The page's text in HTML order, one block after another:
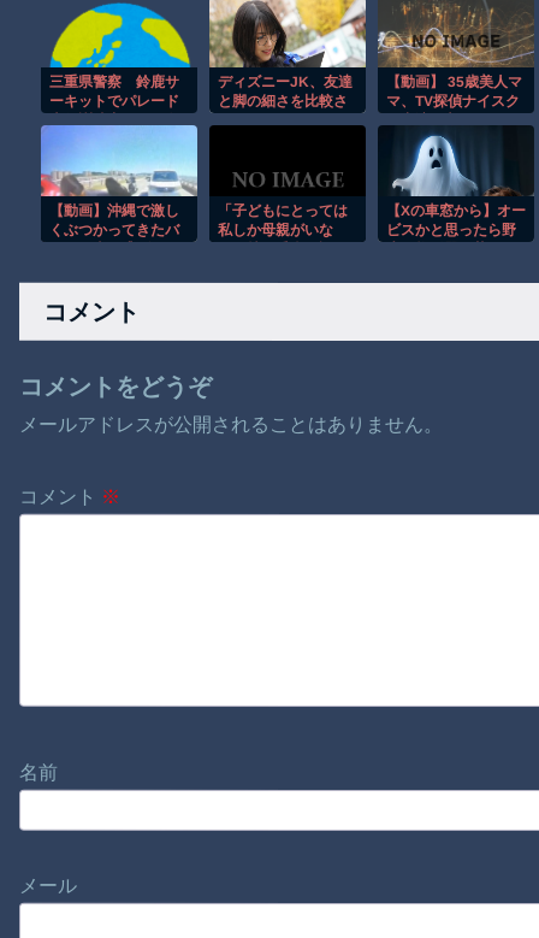
三重県警察 鈴鹿サ
ーキットでパレード
代の女性隊員が重
傷 白バイ乗車歴4カ
月 [8/6]
ディズニーJK、友達
と脚の細さを比較さ
【動画】 35歳美人マ
マ、TV探偵ナイスク
いる48歳だろと誹謗
中傷
【動画】沖縄で激し
くぶつかってきたバ
「子どもにとっては
私しか母親がいな
周年と“歌手”よりも
【Xの車窓から】オー
ビスかと思ったら野
コメント
コメントをどうぞ
メールアドレスが公開されることはありません。
コメント ※
名前
メール